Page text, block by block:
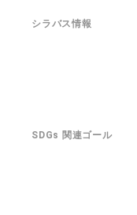
シラバス情報
SDGs 関連ゴール